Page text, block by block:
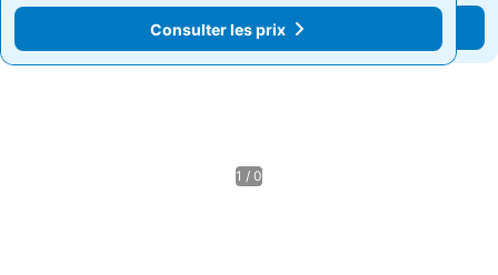
Consulter les prix
Consulter les prix
1 / 0